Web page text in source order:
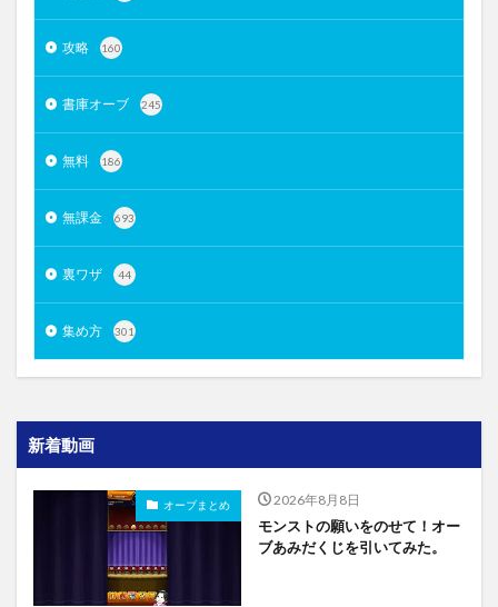
攻略 160
書庫オーブ 245
無料 186
無課金 693
裏ワザ 44
集め方 301
新着動画
オーブまとめ 2026年8月8日
モンストの願いをのせて！オー
ブあみだくじを引いてみた。